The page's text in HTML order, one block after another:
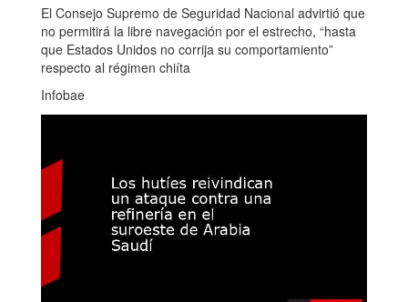
El Consejo Supremo de Seguridad Nacional advirtió que
no permitirá la libre navegación por el estrecho, “hasta
que Estados Unidos no corrija su comportamiento”
respecto al régimen chiíta
Infobae